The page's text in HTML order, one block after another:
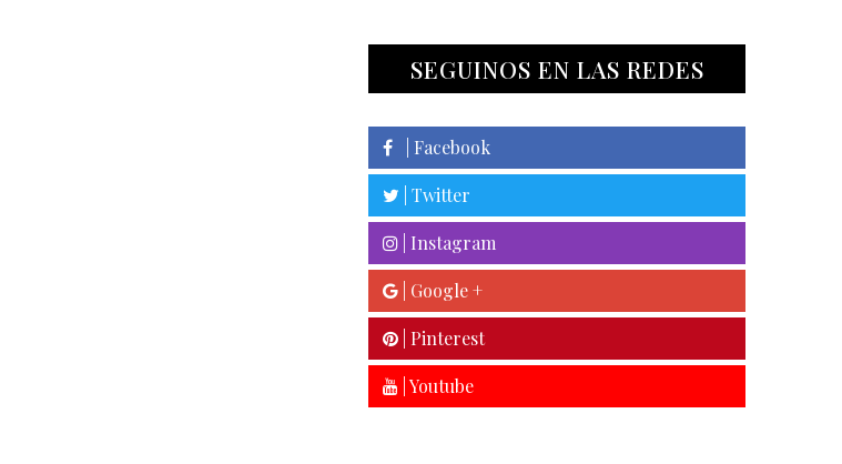
SEGUINOS EN LAS REDES
| Facebook
| Twitter
| Instagram
| Google +
| Pinterest
| Youtube